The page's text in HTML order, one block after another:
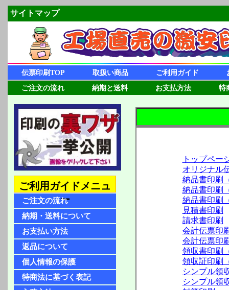
サイトマップ
伝票印刷TOP 取扱い商品 ご利用ガイド
ご注文の流れ
納期と送料 お支払方法 特
トップペー
オリジナル
納品書印刷
納品書印刷
納品書印刷
見積書印刷
請求書印刷
会計伝票印
会計伝票印
領収書印刷
領収証印刷
シンプル領
シンプル領
ご利用ガイドメニュ
ー
ご注文の流れ
納期・送料について
お支払い方法
返品について
個人情報の保護
特商法に基づく表記